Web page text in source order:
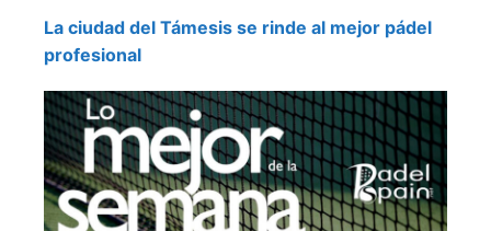
La ciudad del Támesis se rinde al mejor pádel
profesional